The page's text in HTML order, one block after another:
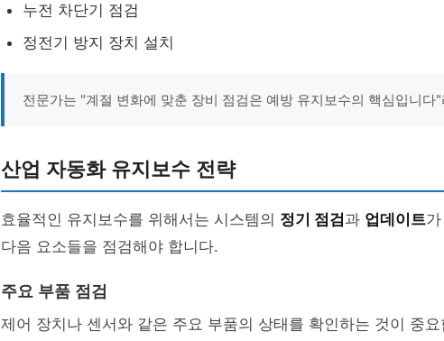
누전 차단기 점검
정전기 방지 장치 설치
전문가는 "계절 변화에 맞춘 장비 점검은 예방 유지보수의 핵심입니다
산업 자동화 유지보수 전략
효율적인 유지보수를 위해서는 시스템의 정기 점검과 업데이트
다음 요소들을 점검해야 합니다.
주요 부품 점검
제어 장치나 센서와 같은 주요 부품의 상태를 확인하는 것이 중